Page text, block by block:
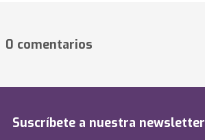
0 comentarios
Suscríbete a nuestra newsletter